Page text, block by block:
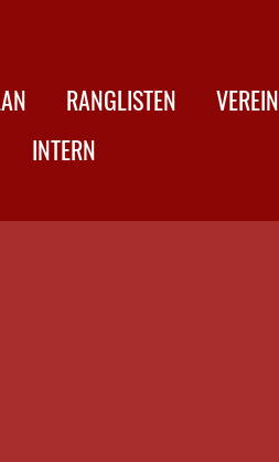
RANGLISTEN VEREIN
INTERN